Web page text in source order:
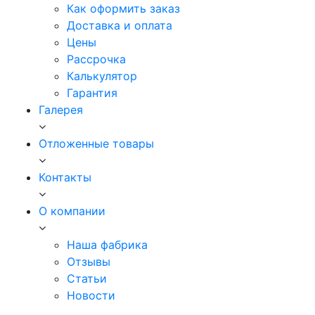
Как оформить заказ
Доставка и оплата
Цены
Рассрочка
Калькулятор
Гарантия
Галерея
Отложенные товары
Контакты
О компании
Наша фабрика
Отзывы
Статьи
Новости